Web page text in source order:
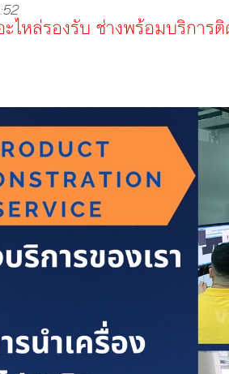
ะไหล่รองรับ ช่างพร้อมบริกา